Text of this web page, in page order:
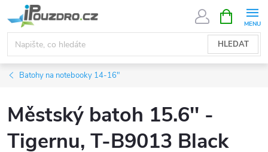
na
obsah
HLEDAT
NÁKUPNÍ
KOŠÍK
Batohy na notebooky 14-16"
Městský batoh 15.6'' -
Tigernu, T-B9013 Black